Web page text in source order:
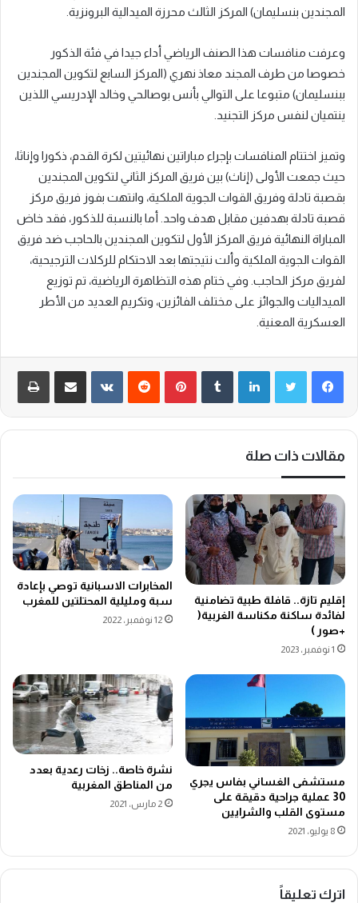
المجندين بنسليمان) المركز الثالث محرزة الميدالية البرونزية.
وعرفت منافسات هذا الصنف الرياضي أداء جيدا في فئة الذكور
خصوصا من طرف المجند معاذ نهري (المركز السابع لتكوين المجندين
ببنسليمان) متبوعا على التوالي بأنس بوصالحي وخالد الإدريسي اللذين
ينتميان لنفس مركز التجنيد.
وتميز اختتام المنافسات بإجراء مباراتين نهائيتين لكرة القدم، ذكورا وإناثا،
حيث جمعت الأولى (إناث) بين فريق المركز الثاني لتكوين المجندين
بقصبة تادلة وفريق القوات الجوية الملكية، وانتهت بفوز فريق مركز
قصبة تادلة بهدفين مقابل هدف واحد. أما بالنسبة للذكور، فقد خاض
المباراة النهائية فريق المركز الأول لتكوين المجندين بالحاجب ضد فريق
القوات الجوية الملكية وألت نتيجتها بعد الاحتكام للركلات الترجيحية،
لفريق مركز الحاجب. وفي ختام هذه التظاهرة الرياضية، تم توزيع
الميداليات والجوائز على مختلف الفائزين، وتكريم العديد من الأطر
العسكرية المعنية.
لينكدإن بينتيريست ‏VKontakte
مقالات ذات صلة
إقليم تازة.. قافلة طبية تضامنية
لفائدة ساكنة مكناسة الغربية(
+صور )
1 نوفمبر، 2023
المخابرات الاسبانية توصي بإعادة
سبة ومليلية المحتلتين للمغرب
12 نوفمبر، 2022
مستشفى الغساني بفاس يجري
30 عملية جراحية دقيقة على
مستوى القلب والشرايين
8 يوليو، 2021
نشرة خاصة.. زخات رعدية بعدد
من المناطق المغربية
2 مارس، 2021
اترك تعليقاً